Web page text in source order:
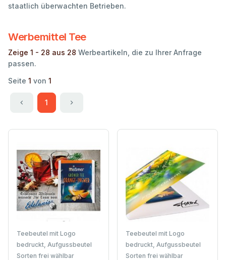
staatlich überwachten Betrieben.
Werbemittel Tee
Zeige 1 - 28 aus 28 Werbeartikeln, die zu Ihrer Anfrage
passen.
Seite 1 von 1
1
Teebeutel mit Logo
bedruckt, Aufgussbeutel
Sorten frei wählbar
Teebeutel mit Logo
bedruckt, Aufgussbeutel
Sorten frei wählbar